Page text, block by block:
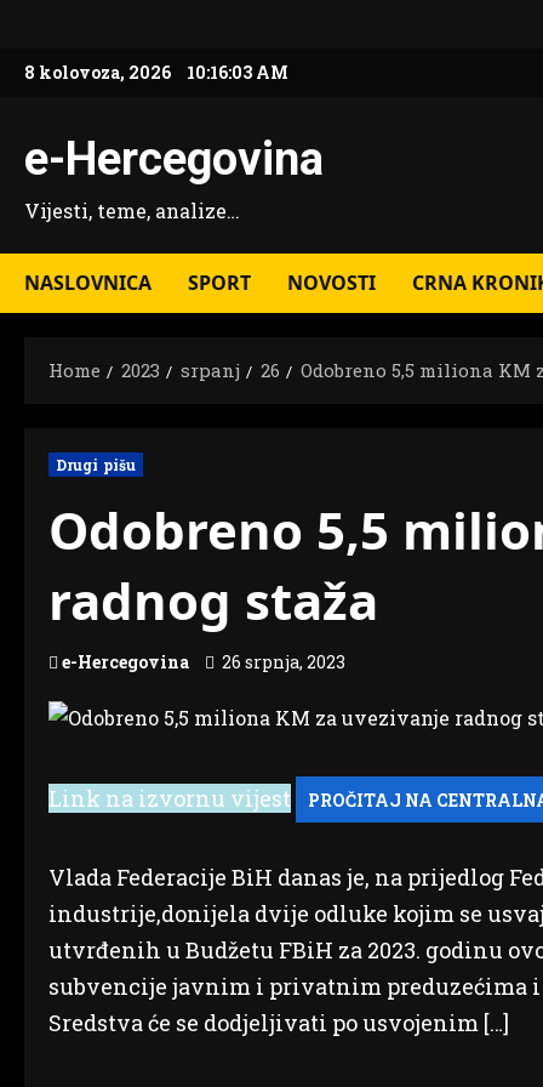
content
8 kolovoza, 2026 10:16:03 AM
e-Hercegovina
Vijesti, teme, analize…
NASLOVNICA SPORT NOVOSTI CRNA
Home 2023 srpanj 26 Odobreno 5,5 miliona KM
Drugi pišu
Odobreno 5,5
radnog staža
e-Hercegovina 26 srpnja, 2023
Link na izvornu vijest
Vlada Federacije BiH danas je, na prijedlog
industrije,donijela dvije odluke kojim se
utvrđenih u Budžetu FBiH za 2023. godinu
subvencije javnim i privatnim preduzećima
Sredstva će se dodjeljivati po usvojenim […]